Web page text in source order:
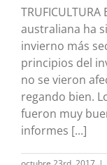
TRUFICULTURA
australiana ha
invierno más
principios del
no se vieron
regando bien.
fueron muy
informes [...]